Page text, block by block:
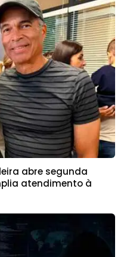
abre segunda
atendimento à